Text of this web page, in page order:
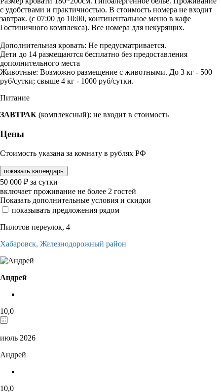
с удобствами и практичностью. В стоимость номера не входит
завтрак. (с 07:00 до 10:00, континентальное меню в кафе
Гостиничного комплекса). Все номера для некурящих.
Дополнительная кровать: Не предусматривается.
Дети до 14 размещаются бесплатно без предоставления
дополнительного места
Животные: Возможно размещение с животными. До 3 кг - 500
руб/сутки; свыше 4 кг - 1000 руб/сутки.
Питание
ЗАВТРАК (комплексный): не входит в стоимость
Цены
Стоимость указана за комнату в рублях РФ
показать календарь
50 000 ₽ за сутки
включает проживание не более 2 гостей
Показать дополнительные условия и скидки
показывать предложения рядом
Пилотов переулок, 4
Хабаровск, Железнодорожный район
Андрей
10,0
июль 2026
Андрей
10,0